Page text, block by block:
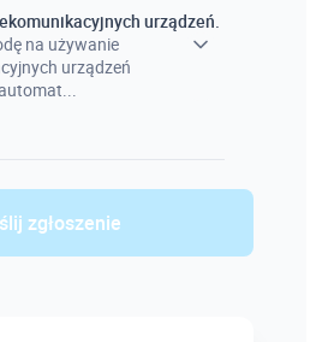
urządzeń.
na używanie
urządzeń
zgłoszenie